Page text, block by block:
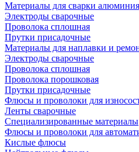
Материалы для сварки
Электроды сварочные
Проволока сплошная
Прутки присадочные
Материалы для наплавки и
Электроды сварочные
Проволока сплошная
Проволока порошковая
Прутки присадочные
Флюсы и проволоки для
Ленты сварочные
Специализированные материалы
Флюсы и проволоки для
Кислые флюсы